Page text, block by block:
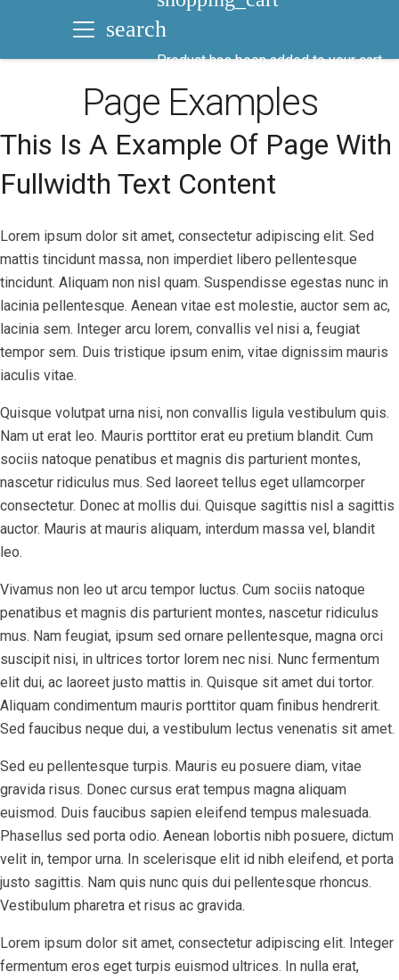
search
Producthas been added to your cart.
Page Examples
This Is A Example Of Page With
Fullwidth Text Content
Lorem ipsum dolor sit amet, consectetur adipiscing elit. Sed
mattis tincidunt massa, non imperdiet libero pellentesque
tincidunt. Aliquam non nisl quam. Suspendisse egestas nunc in
lacinia pellentesque. Aenean vitae est molestie, auctor sem ac,
lacinia sem. Integer arcu lorem, convallis vel nisi a, feugiat
tempor sem. Duis tristique ipsum enim, vitae dignissim mauris
iaculis vitae.
Quisque volutpat urna nisi, non convallis ligula vestibulum quis.
Nam ut erat leo. Mauris porttitor erat eu pretium blandit. Cum
sociis natoque penatibus et magnis dis parturient montes,
nascetur ridiculus mus. Sed laoreet tellus eget ullamcorper
consectetur. Donec at mollis dui. Quisque sagittis nisl a sagittis
auctor. Mauris at mauris aliquam, interdum massa vel, blandit
leo.
Vivamus non leo ut arcu tempor luctus. Cum sociis natoque
penatibus et magnis dis parturient montes, nascetur ridiculus
mus. Nam feugiat, ipsum sed ornare pellentesque, magna orci
suscipit nisi, in ultrices tortor lorem nec nisi. Nunc fermentum
elit dui, ac laoreet justo mattis in. Quisque sit amet dui tortor.
Aliquam condimentum mauris porttitor quam finibus hendrerit.
Sed faucibus neque dui, a vestibulum lectus venenatis sit amet.
Sed eu pellentesque turpis. Mauris eu posuere diam, vitae
gravida risus. Donec cursus erat tempus magna aliquam
euismod. Duis faucibus sapien eleifend tempus malesuada.
Phasellus sed porta odio. Aenean lobortis nibh posuere, dictum
velit in, tempor urna. In scelerisque elit id nibh eleifend, et porta
justo sagittis. Nam quis nunc quis dui pellentesque rhoncus.
Vestibulum pharetra et risus ac gravida.
Lorem ipsum dolor sit amet, consectetur adipiscing elit. Integer
fermentum eros eget turpis euismod ultrices. In nulla erat,